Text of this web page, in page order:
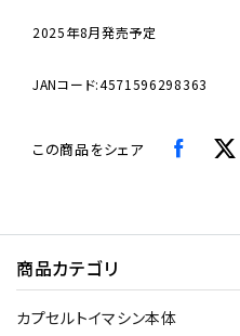
2025年8月発売予定
JANコード:4571596298363
この商品をシェア
商品カテゴリ
カプセルトイマシン本体